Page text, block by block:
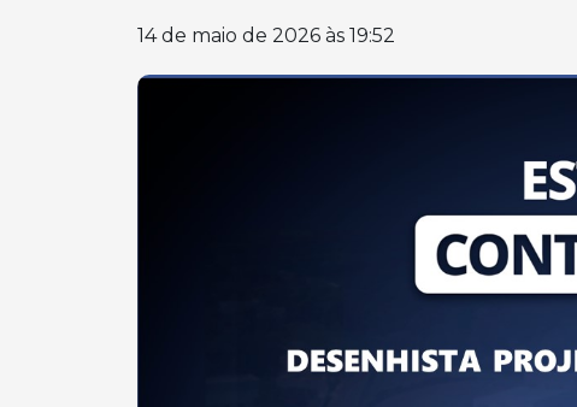
14 de maio de 2026 às 19:52